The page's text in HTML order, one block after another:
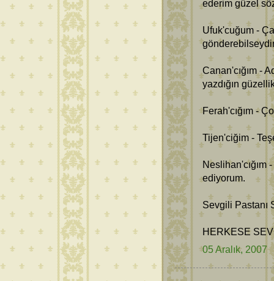
ederim güzel
Ufuk'cuğum -
Canan'cığım -
yazdığın
Ferah'cığım -
Tijen'ciğim -
Neslihan'cığım
ediyorum.
Sevgili Pastanı
HERKESE
05 Aralık, 2007